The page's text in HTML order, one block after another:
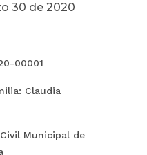
2020
00001
Claudia
Municipal de